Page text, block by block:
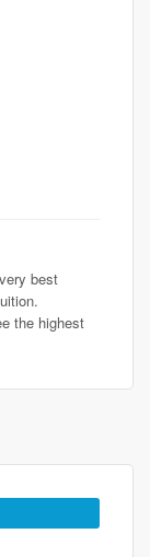
best
the highest